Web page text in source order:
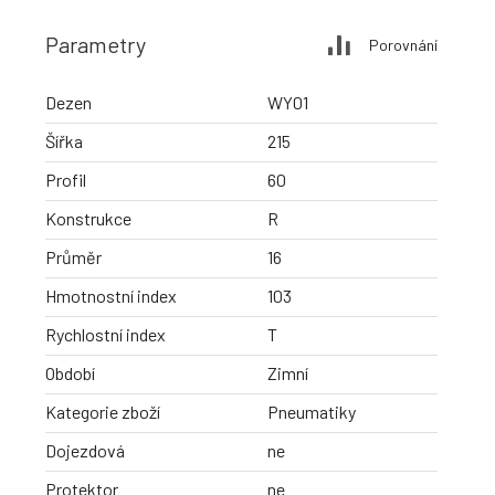
Parametry Porovnání
Dezen
WY01
Šířka
215
Profil
60
Konstrukce
R
Průměr
16
Hmotnostní index
103
Rychlostní index
T
Období
Zimní
Kategorie zboží
Pneumatiky
Dojezdová
ne
Protektor
ne